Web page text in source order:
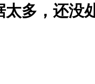
多，还没